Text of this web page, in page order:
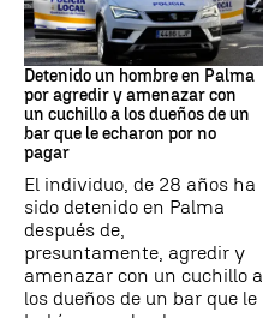
Detención
Detenido un hombre en Palma
por agredir y amenazar con
un cuchillo a los dueños de un
bar que le echaron por no
pagar
El individuo, de 28 años ha
sido detenido en Palma
después de,
presuntamente, agredir y
amenazar con un cuchillo a
los dueños de un bar que le